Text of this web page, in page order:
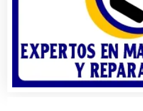
Banquetes
Bares y Cantinas